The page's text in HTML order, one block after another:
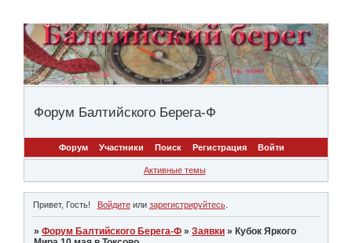
Форум Балтийского Берега-Ф
Форум Участники Поиск Регистрация Войти
Активные темы
Привет, Гость! Войдитеили зарегистрируйтесь.
»Форум Балтийского Берега-Ф »Заявки » Кубок Яркого